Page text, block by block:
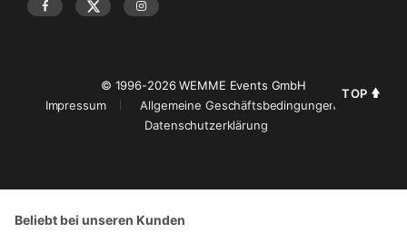
© 1996-2026 WEMME Events GmbH
Impressum
Allgemeine Geschäftsbedingungen
Datenschutzerklärung
TOP
Beliebt bei unseren Kunden